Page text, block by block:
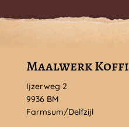
Maalwerk
Ijzerweg 2
9936 BM
Farmsum/Delfzijl